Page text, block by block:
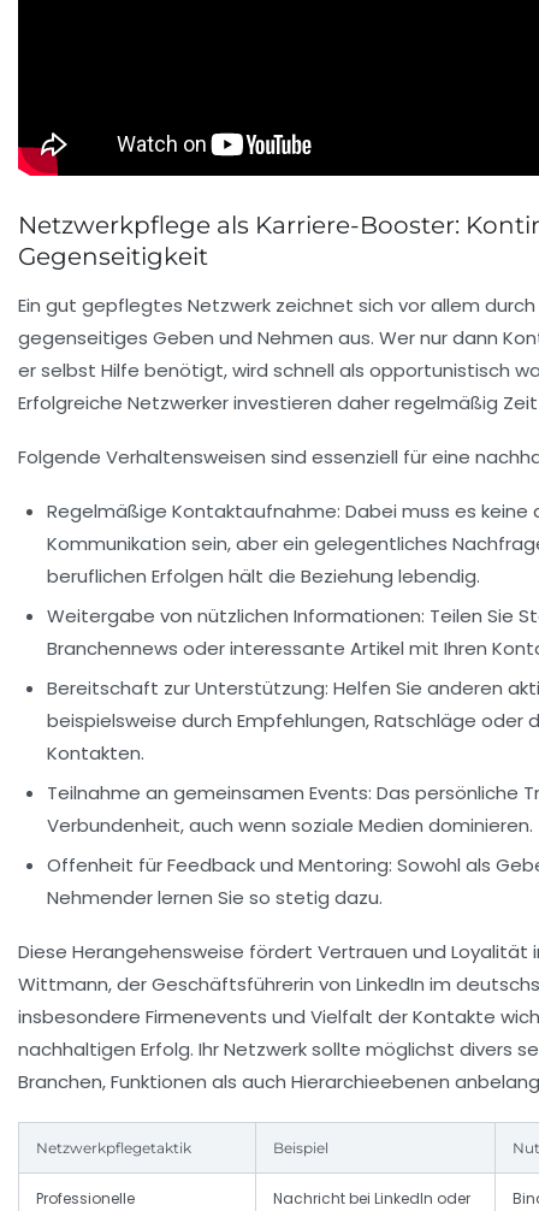
Netzwerkpflege als Karriere-Booster:
Gegenseitigkeit
Ein gut gepflegtes Netzwerk zeichnet sich vor allem
gegenseitiges Geben und Nehmen aus. Wer nur dann
er selbst Hilfe benötigt, wird schnell als opportunistisch
Erfolgreiche Netzwerker investieren daher regelmäßig
Folgende Verhaltensweisen sind essenziell für eine
Regelmäßige Kontaktaufnahme: Dabei muss es
Kommunikation sein, aber ein gelegentliches
beruflichen Erfolgen hält die Beziehung lebendig.
Weitergabe von nützlichen Informationen: Teilen Sie
Branchennews oder interessante Artikel mit Ihren
Bereitschaft zur Unterstützung: Helfen Sie anderen
beispielsweise durch Empfehlungen, Ratschläge oder
Kontakten.
Teilnahme an gemeinsamen Events: Das persönliche
Verbundenheit, auch wenn soziale Medien dominieren.
Offenheit für Feedback und Mentoring: Sowohl als
Nehmender lernen Sie so stetig dazu.
Diese Herangehensweise fördert Vertrauen und Loyalität
Wittmann, der Geschäftsführerin von LinkedIn im
insbesondere Firmenevents und Vielfalt der Kontakte
nachhaltigen Erfolg. Ihr Netzwerk sollte möglichst divers
Branchen, Funktionen als auch Hierarchieebenen
Netzwerkpflegetaktik Beispiel
Professionelle
Nachricht bei LinkedIn oder